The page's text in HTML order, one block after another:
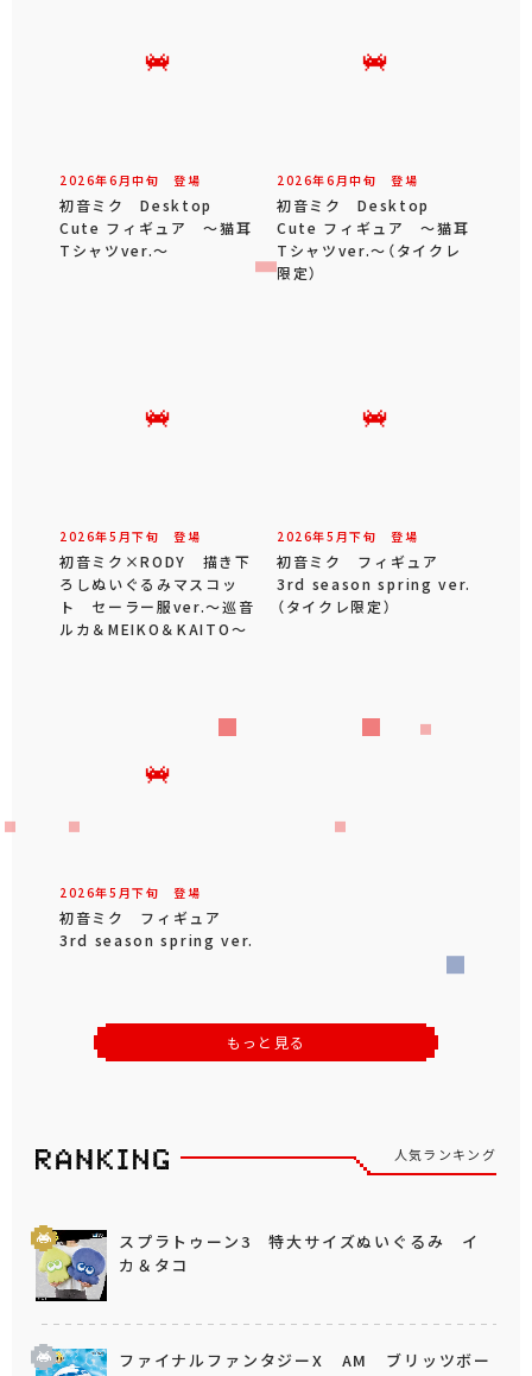
2026年6 月中旬 登場
初音ミク Desktop
Cute フィギュア ～猫耳
Tシャツver.～
2026年6 月中旬 登場
初音ミク Desktop
Cute フィギュア ～猫耳
Tシャツver.～（タイクレ
限定）
2026年5 月下旬 登場
初音ミク×RODY 描き下
ろしぬいぐるみマスコッ
ト セーラー服ver.～巡音
ルカ＆MEIKO＆KAITO～
2026年5 月下旬 登場
初音ミク フィギュア
3rd season spring ver.
（タイクレ限定）
2026年5 月下旬 登場
初音ミク フィギュア
3rd season spring ver.
もっと見る
人気ランキング
スプラトゥーン3 特大サイズぬいぐるみ イ
カ＆タコ
ファイナルファンタジーX AM ブリッツボー